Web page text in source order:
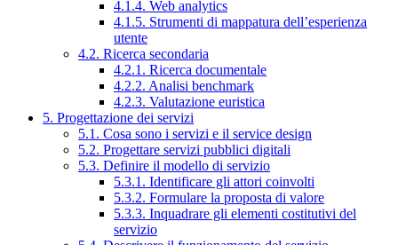
4.1.4. Web analytics
4.1.5. Strumenti di mappatura dell’esperienza
utente
4.2. Ricerca secondaria
4.2.1. Ricerca documentale
4.2.2. Analisi benchmark
4.2.3. Valutazione euristica
5. Progettazione dei servizi
5.1. Cosa sono i servizi e il service design
5.2. Progettare servizi pubblici digitali
5.3. Definire il modello di servizio
5.3.1. Identificare gli attori coinvolti
5.3.2. Formulare la proposta di valore
5.3.3. Inquadrare gli elementi costitutivi del
servizio